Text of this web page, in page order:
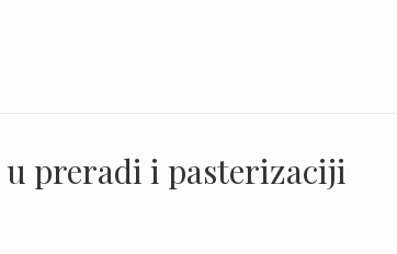
preradi i pasterizaciji